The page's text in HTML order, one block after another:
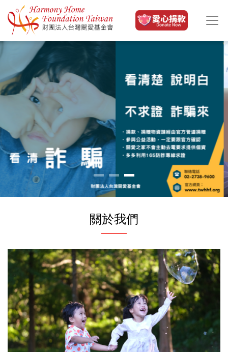
移至主內容
關於我們